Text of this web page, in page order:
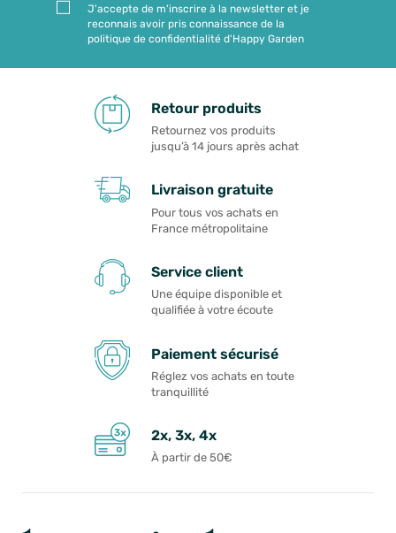
J'accepte de m'inscrire à la newsletter et je
reconnais avoir pris connaissance de la
politique de confidentialité d'Happy Garden
Retour produits
Retournez vos produits
jusqu’à 14 jours après achat
Livraison gratuite
Pour tous vos achats en
France métropolitaine
Service client
Une équipe disponible et
qualifiée à votre écoute
Paiement sécurisé
Réglez vos achats en toute
tranquillité
2x, 3x, 4x
À partir de 50€